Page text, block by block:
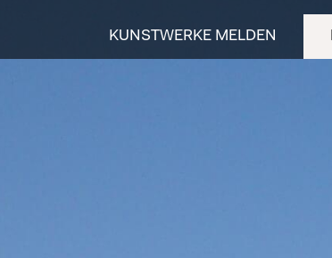
KUNSTWERKE MELDEN